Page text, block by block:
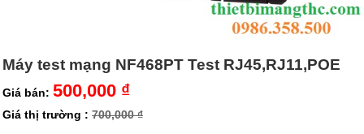
Máy test mạng NF468PT Test RJ45,RJ11,POE
Giá bán: 500,000 ₫
Giá thị trường : 700,000 ₫